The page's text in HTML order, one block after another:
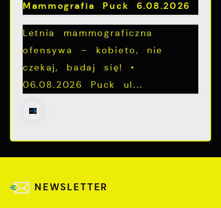
Mammografia Puck 6.08.2026
Letnia mammograficzna
ofensywa – kobieto, nie
czekaj, badaj się! •
06.08.2026 Puck ul...
NEWSLETTER